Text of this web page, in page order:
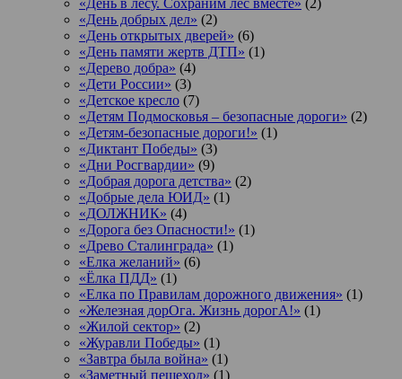
«День в лесу. Сохраним лес вместе» (2)
«День добрых дел» (2)
«День открытых дверей» (6)
«День памяти жертв ДТП» (1)
«Дерево добра» (4)
«Дети России» (3)
«Детское кресло (7)
«Детям Подмосковья – безопасные дороги» (2)
«Детям-безопасные дороги!» (1)
«Диктант Победы» (3)
«Дни Росгвардии» (9)
«Добрая дорога детства» (2)
«Добрые дела ЮИД» (1)
«ДОЛЖНИК» (4)
«Дорога без Опасности!» (1)
«Древо Сталинграда» (1)
«Елка желаний» (6)
«Ёлка ПДД» (1)
«Елка по Правилам дорожного движения» (1)
«Железная дорОга. Жизнь дорогА!» (1)
«Жилой сектор» (2)
«Журавли Победы» (1)
«Завтра была война» (1)
«Заметный пешеход» (1)